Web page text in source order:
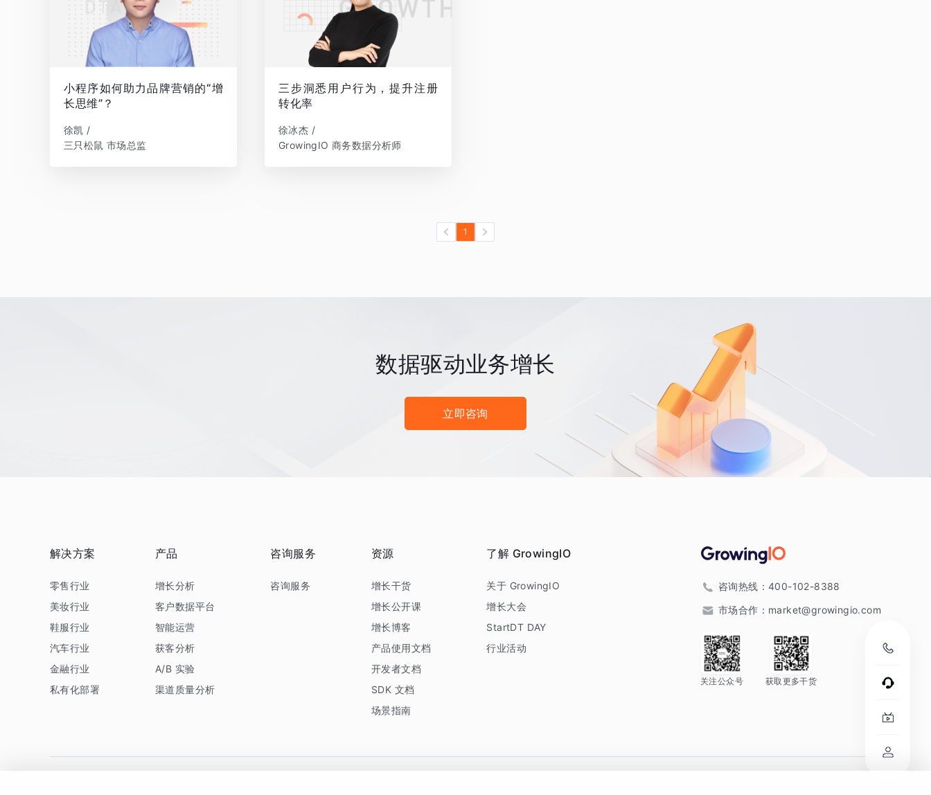
小程序如何助力品牌营销的“增
长思维”？
徐凯 /
三只松鼠 市场总监
三步洞悉用户行为，提升注册
转化率
徐冰杰 /
GrowingIO 商务数据分析师
1
数据驱动业务增长
立即咨询
解决方案
零售行业
美妆行业
鞋服行业
汽车行业
金融行业
私有化部署
产品
增长分析
客户数据平台
智能运营
获客分析
A/B 实验
渠道质量分析
咨询服务
咨询服务
资源
增长干货
增长公开课
增长博客
产品使用文档
开发者文档
SDK 文档
场景指南
了解 GrowingIO
关于 GrowingIO
增长大会
StartDT DAY
行业活动
咨询热线： 400-102-8388
市场合作： market@growingio.com
关注公众号 获取更多干货